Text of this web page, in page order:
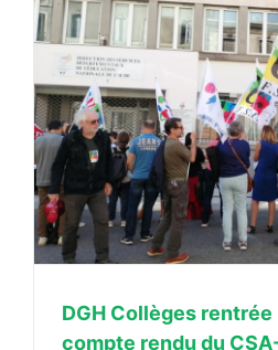
DGH Collèges rentrée
compte rendu du